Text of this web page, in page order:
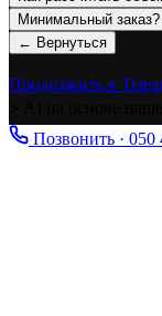
Минимальный заказ?
← Вернуться
Продолжить в
Позвонить · 050